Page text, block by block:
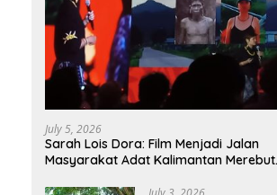
July 5, 2026
Sarah Lois Dora: Film Menjadi Jalan
Masyarakat Adat Kalimantan Merebut